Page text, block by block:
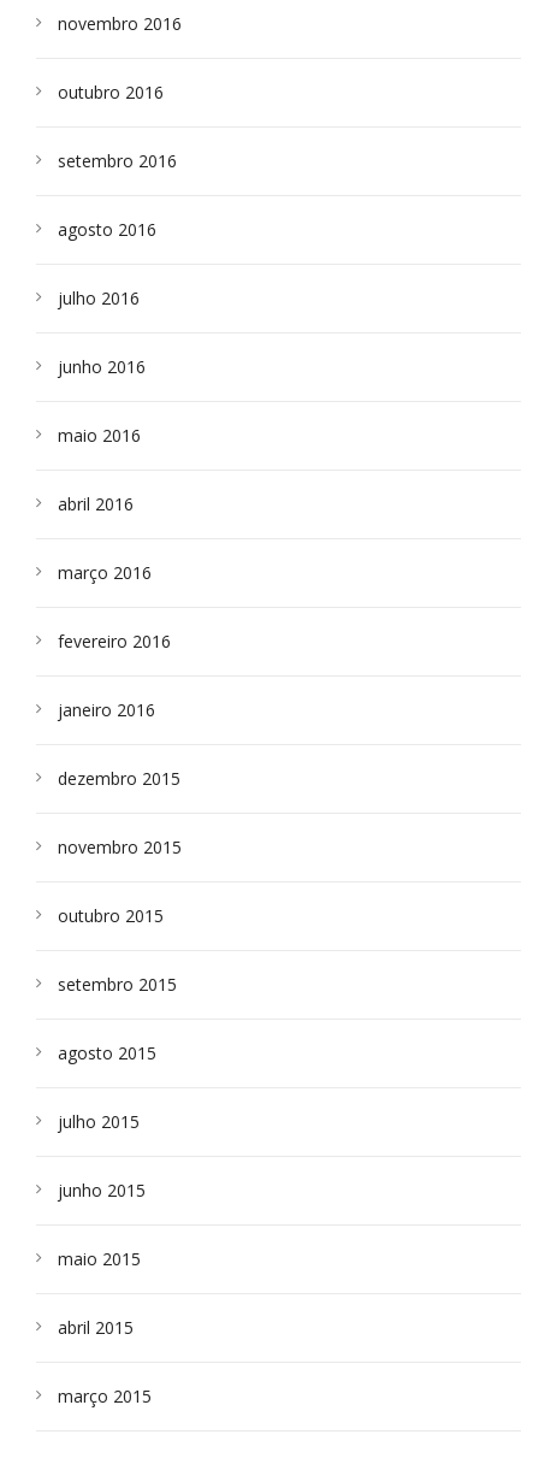
novembro 2016
outubro 2016
setembro 2016
agosto 2016
julho 2016
junho 2016
maio 2016
abril 2016
março 2016
fevereiro 2016
janeiro 2016
dezembro 2015
novembro 2015
outubro 2015
setembro 2015
agosto 2015
julho 2015
junho 2015
maio 2015
abril 2015
março 2015